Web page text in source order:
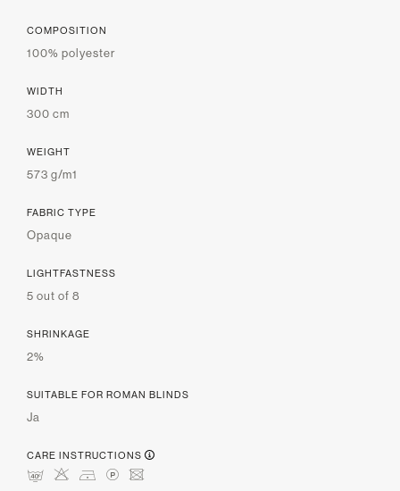
COMPOSITION
100% polyester
WIDTH
300 cm
WEIGHT
573 g/m1
FABRIC TYPE
Opaque
LIGHTFASTNESS
5 out of 8
SHRINKAGE
2%
SUITABLE FOR ROMAN BLINDS
Ja
CARE INSTRUCTIONS
nHDLU